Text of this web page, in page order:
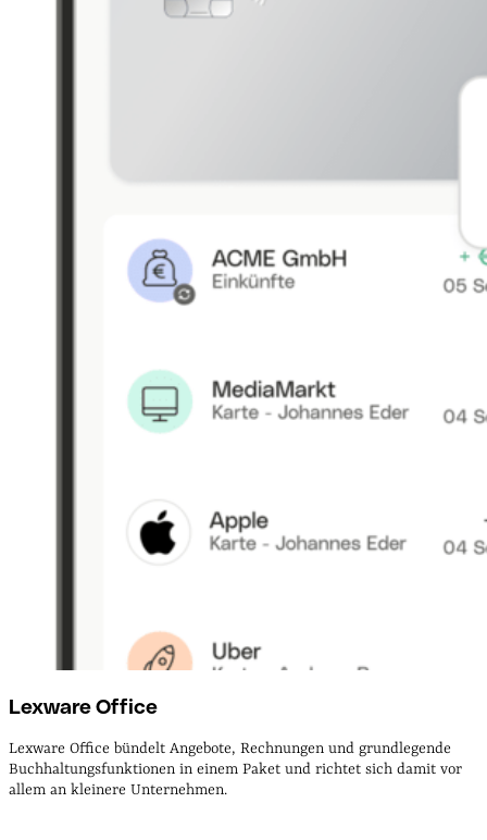
Lexware Office
Lexware Office bündelt Angebote, Rechnungen und grundlegende
Buchhaltungsfunktionen in einem Paket und richtet sich damit vor
allem an kleinere Unternehmen.